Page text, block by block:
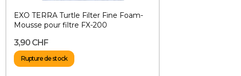
EXO TERRA Turtle Filter Fine Foam-
Mousse pour filtre FX-200
3,90 CHF
Rupture de stock